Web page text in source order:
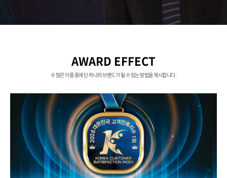
AWARD EFFECT
수 많은 이름 중에 단 하나의 브랜드가 될 수 있는 방법을 제시합니다.